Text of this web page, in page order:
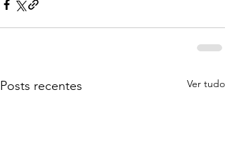
Posts recentes Ver tudo